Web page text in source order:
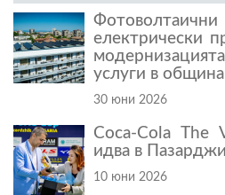
електрически
услуги в
30 юни 2026
Coca-Cola The
идва в
10 юни 2026